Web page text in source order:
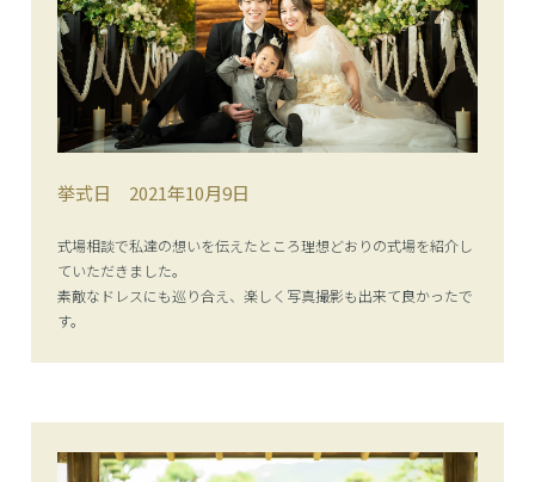
挙式日 2021年10月9日
式場相談で私達の想いを伝えたところ理想どおりの式場を紹介し
ていただきました。
素敵なドレスにも巡り合え、楽しく写真撮影も出来て良かったで
す。